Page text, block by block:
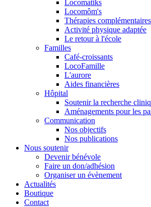
Locomatiks
Locomôm's
Thérapies complémentaires
Activité physique adaptée
Le retour à l'école
Familles
Café-croissants
LocoFamille
L'aurore
Aides financières
Hôpital
Soutenir la recherche
Aménagements pour les
Communication
Nos objectifs
Nos publications
Nous soutenir
Devenir bénévole
Faire un don/adhésion
Organiser un évènement
Actualités
Boutique
Contact